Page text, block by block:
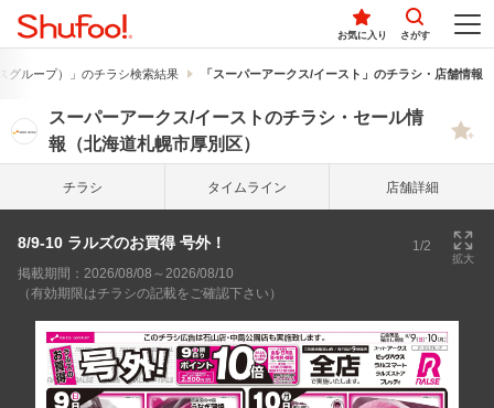
お気に入り さがす
グループ）」のチラシ検索結果 「スーパーアークス/イースト」のチラシ・店舗情報
スーパーアークス/イーストのチラシ・セール情
報（北海道札幌市厚別区）
チラシ タイム ライン 店舗詳細
8/9-10 ラルズのお買得 号外！ 1/2
拡大
掲載期間：2026/08/08～2026/08/10
（有効期限はチラシの記載をご確認下さい）